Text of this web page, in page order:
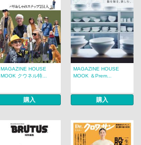
MAGAZINE HOUSE
MOOK クウネル特...
購入
MAGAZINE HOUSE
MOOK ＆Prem...
購入